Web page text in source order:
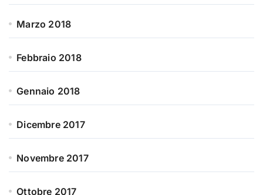
Marzo 2018
Febbraio 2018
Gennaio 2018
Dicembre 2017
Novembre 2017
Ottobre 2017